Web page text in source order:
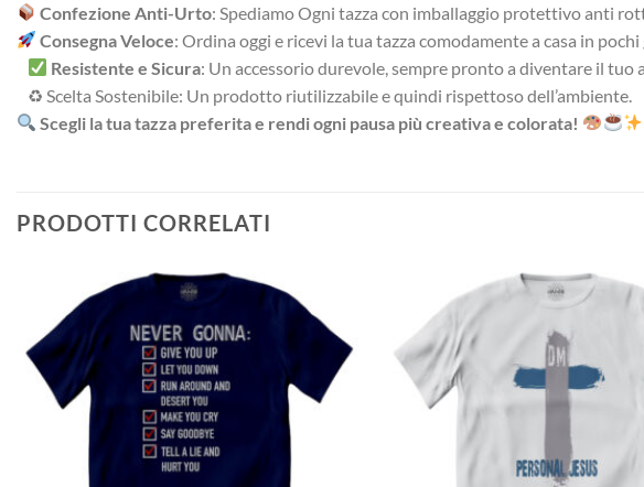
Confezione Anti-Urto: Spediamo Ogni tazza con imballaggio protettivo anti
Consegna Veloce: Ordina oggi e ricevi la tua tazza comodamente a casa in pochi
Resistente e Sicura: Un accessorio durevole, sempre pronto a diventare il tuo
♻ Scelta Sostenibile: Un prodotto riutilizzabile e quindi rispettoso dell’ambiente.
Scegli la tua tazza preferita e rendi ogni pausa più creativa e colorata!
PRODOTTI CORRELATI